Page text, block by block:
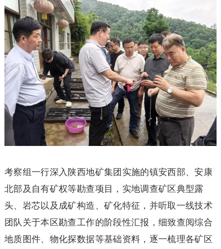
考察组一行深入陕西地矿集团实施的镇安西部、安康
北部及自有矿权等勘查项目，实地调查矿区典型露
头、岩芯以及成矿构造、矿化特征，并听取一线技术
团队关于本区勘查工作的阶段性汇报，细致查阅综合
地质图件、物化探数据等基础资料，逐一梳理各矿区